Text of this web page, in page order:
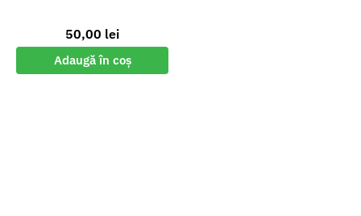
50,00 lei
Adaugă în coș